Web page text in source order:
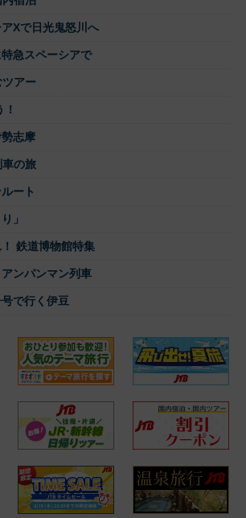
Xで日光鬼怒川へ
急スペーシアで
アー
志摩
の旅
ート
」
鉄道博物館特集
ンパンマン列車
で行く伊豆